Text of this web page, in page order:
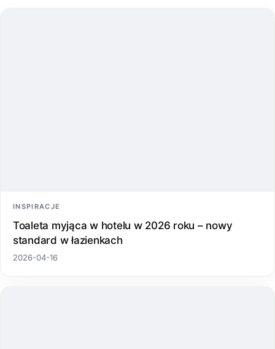
INSPIRACJE
Toaleta myjąca w hotelu w 2026 roku – nowy
standard w łazienkach
2026-04-16